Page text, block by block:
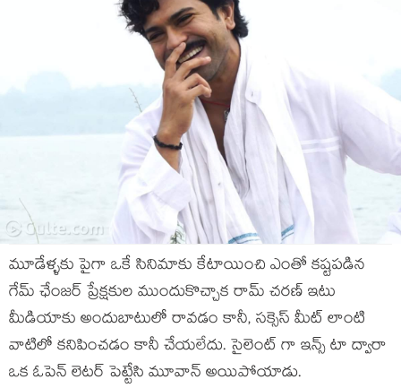
మూడేళ్ళకు పైగా ఒకే సినిమాకు కేటాయించి ఎంతో కష్టపడిన
గేమ్ ఛేంజర్ ప్రేక్షకుల ముందుకొచ్చాక రామ్ చరణ్ ఇటు
మీడియాకు అందుబాటులో రావడం కానీ, సక్సెస్ మీట్ లాంటి
వాటిలో కనిపించడం కానీ చేయలేదు. సైలెంట్ గా ఇన్స్ టా ద్వారా
ఒక ఓపెన్ లెటర్ పెట్టేసి మూవాన్ అయిపోయాడు.